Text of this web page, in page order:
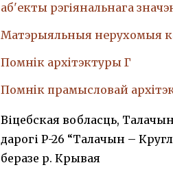
аб'екты рэгіянальнага
Матэрыяльныя нерухомыя
Помнiк архiтэктуры Г
Помнiк прамысловай
Віцебская вобласць,
дарогі Р-26 “Талачын –
беразе р. Крывая